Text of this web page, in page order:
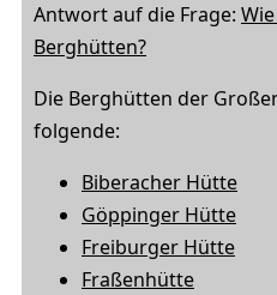
Antwort auf die Frage:
Berghütten?
Die Berghütten der
folgende:
Biberacher Hütte
Göppinger Hütte
Freiburger Hütte
Fraßenhütte